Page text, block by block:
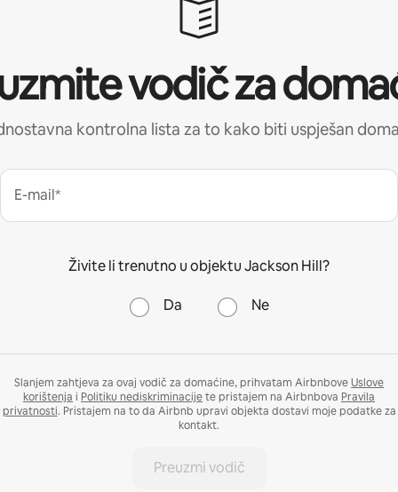
vodič za
kontrolna lista za to kako biti uspješan
E-mail*
Živite li trenutno u objektu Jackson Hill?
Da Ne
Slanjem zahtjeva za ovaj vodič za domaćine, prihvatam AirbnboveUslove
korištenja i Politiku nediskriminacijete pristajem na Airbnbova Pravila
privatnosti. Pristajem na to da Airbnb upravi objekta dostavi moje podatke za
kontakt.
Preuzmi vodič